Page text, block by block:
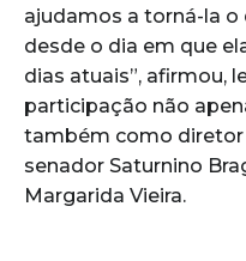
ajudamos a torná-la o
desde o dia em que
dias atuais”, afirmou,
participação não
também como
senador Saturnino
Margarida Vieira.